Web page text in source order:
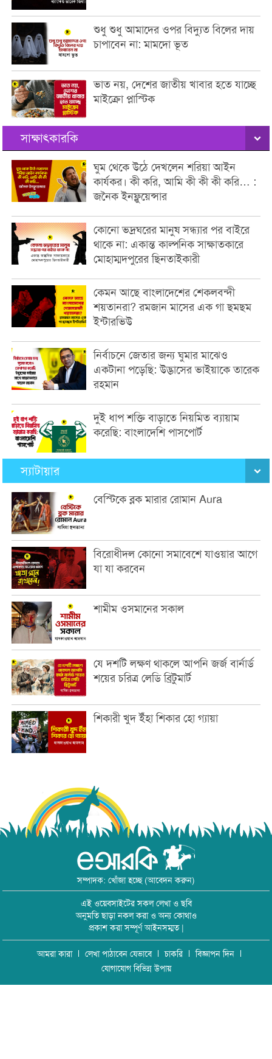
শুধু শুধু আমাদের ওপর বিদ্যুত বিলের দায়
চাপাবেন না: মামদো ভূত
ভাত নয়, দেশের জাতীয় খাবার হতে যাচ্ছে
মাইক্রো প্লাস্টিক
সাক্ষাৎকারকি
ঘুম থেকে উঠে দেখলেন শরিয়া আইন
কার্যকর। কী করি, আমি কী কী কী করি… :
জনৈক ইনফ্লুয়েন্সার
কোনো ভদ্রঘরের মানুষ সন্ধ্যার পর বাইরে
থাকে না: একান্ত কাল্পনিক সাক্ষাতকারে
মোহাম্মদপুরের ছিনতাইকারী
কেমন আছে বাংলাদেশের শেকলবন্দী
শয়তানরা? রমজান মাসের এক গা ছমছম
ইন্টারভিউ
নির্বাচনে জেতার জন্য ঘুমার মাঝেও
একটানা পড়েছি: উদ্ভাসের ভাইয়াকে তারেক
রহমান
দুই ধাপ শক্তি বাড়াতে নিয়মিত ব্যায়াম
করেছি: বাংলাদেশি পাসপোর্ট
স্যাটায়ার
বেস্টিকে ব্লক মারার রোমান Aura
বিরোধীদল কোনো সমাবেশে যাওয়ার আগে
যা যা করবেন
শামীম ওসমানের সকাল
যে দশটি লক্ষণ থাকলে আপনি জর্জ বার্নার্ড
শয়ের চরিত্র লেডি ব্রিটুমার্ট
শিকারী খুদ ইঁহা শিকার হো গ্যায়া
সম্পাদক: খোঁজা হচ্ছে (আবেদন করুন)
এই ওয়েবসাইটের সকল লেখা ও ছবি
অনুমতি ছাড়া নকল করা ও অন্য কোথাও
প্রকাশ করা সম্পূর্ণ আইনসম্মত |
আমরা কারা লেখা পাঠাবেন যেভাবে চাকরি
বিজ্ঞাপন দিন
যোগাযোগ বিভিন্ন উপায়